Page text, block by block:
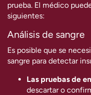
prueba. El médico
siguientes:
Análisis de sangre
Es posible que se
sangre para detectar
Las pruebas de
descartar o